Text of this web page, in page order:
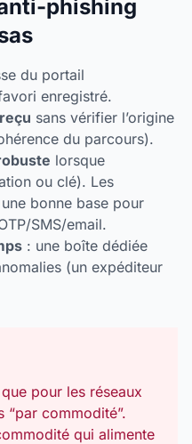
phishing
du portail
enregistré.
sans vérifier l’origine
du parcours).
lorsque
ou clé). Les
bonne base pour
SMS/email.
: une boîte dédiée
(un expéditeur
pour les réseaux
“par commodité”.
qui alimente